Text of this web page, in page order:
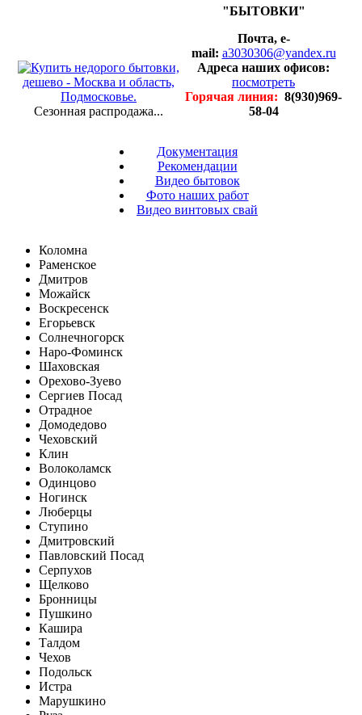
Сезонная распродажа...
"БЫТОВКИ"
Почта, e-
mail: a3030306@yandex.ru
Адреса наших офисов:
посмотреть
Горячая линия: 8(930)969-
58-04
Документация
Рекомендации
Видео бытовок
Фото наших работ
Видео винтовых свай
Коломна
Раменское
Дмитров
Можайск
Воскресенск
Егорьевск
Солнечногорск
Наро-Фоминск
Шаховская
Орехово-Зуево
Сергиев Посад
Отрадное
Домодедово
Чеховский
Клин
Волоколамск
Одинцово
Ногинск
Люберцы
Ступино
Дмитровский
Павловский Посад
Серпухов
Щелково
Бронницы
Пушкино
Кашира
Талдом
Чехов
Подольск
Истра
Марушкино